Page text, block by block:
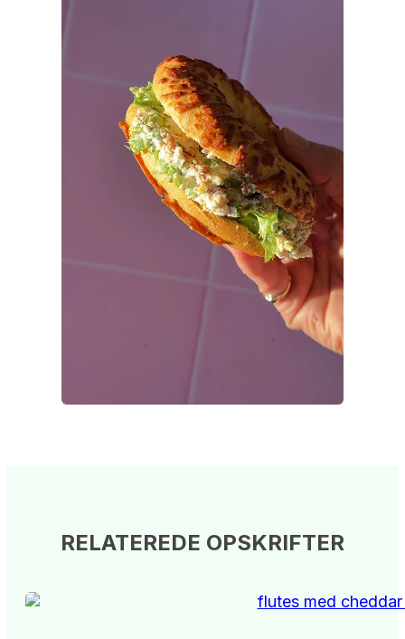
RELATEREDE OPSKRIFTER